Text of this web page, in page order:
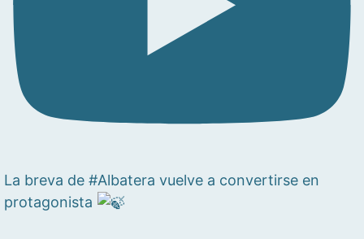
La breva de #Albatera vuelve a convertirse en
protagonista